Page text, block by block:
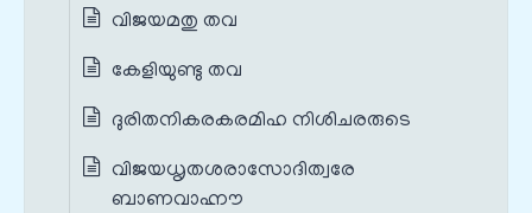
വിജയമതു തവ
കേളിയുണ്ടു തവ
ദുരിതനികരകരമിഹ നിശിചരരുടെ
വിജയധൃതശരാസോദിത്വരേ
ബാണവാഹ്നൗ